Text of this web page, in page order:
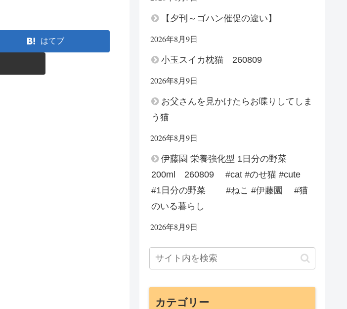
はてブ
【夕刊～ゴハン催促の違い】
2026年8月9日
小玉スイカ枕猫 260809
2026年8月9日
お父さんを見かけたらお喋りしてしま
う猫
2026年8月9日
伊藤園 栄養強化型 1日分の野菜
200ml 260809 #cat #のせ猫 #cute
#1日分の野菜 #ねこ #伊藤園 #猫
のいる暮らし
2026年8月9日
カテゴリー